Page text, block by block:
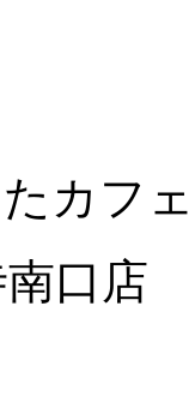
カフェ
口店